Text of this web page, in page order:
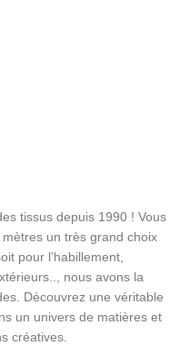
tissus depuis 1990 ! Vous
un très grand choix
pour l’habillement,
nous avons la
Découvrez une véritable
un univers de matières et
créatives.